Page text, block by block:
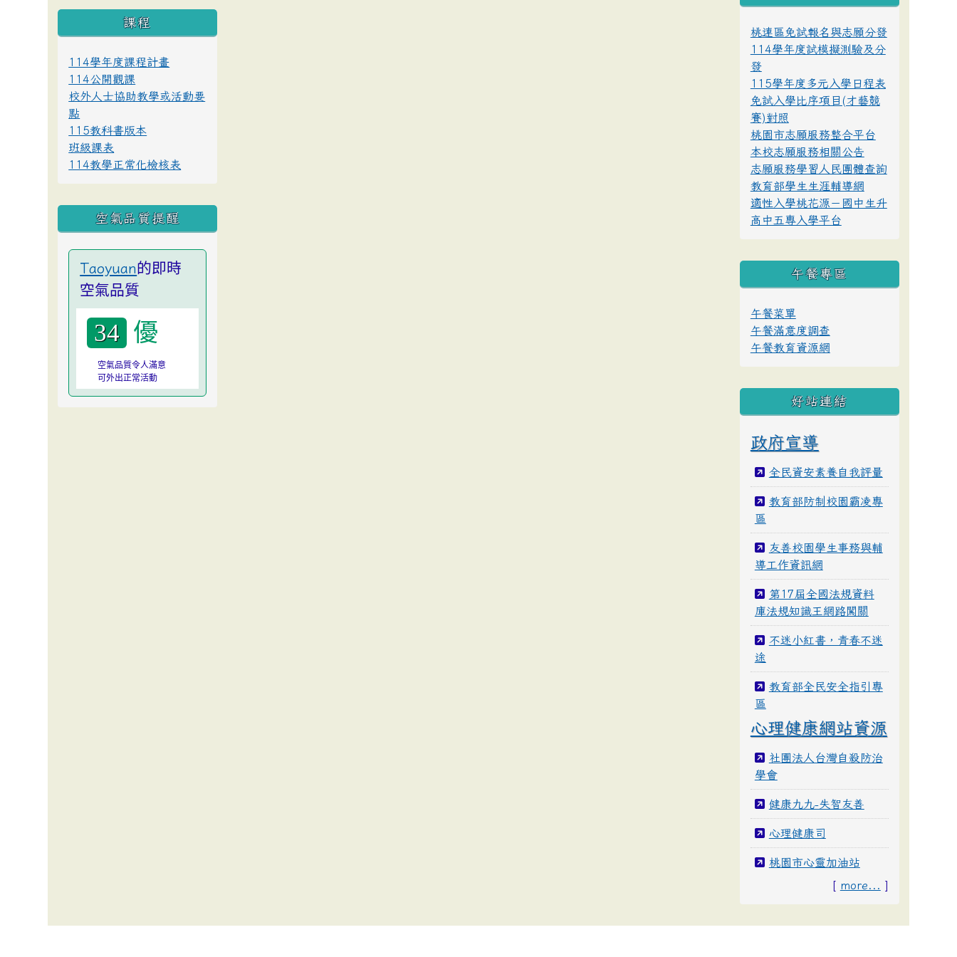
課程
114學年度課程計畫
114公開觀課
校外人士協助教學或活動要
點
115教科書版本
班級課表
114教學正常化檢核表
空氣品質提醒
Taoyuan的即時
空氣品質
34 優
空氣品質令人滿意
可外出正常活動
桃連區免試報名與志願分發
114學年度試模擬測驗及分
發
115學年度多元入學日程表
免試入學比序項目(才藝競
賽)對照
桃園市志願服務整合平台
本校志願服務相關公告
志願服務學習人民團體查詢
教育部學生生涯輔導網
適性入學桃花源－國中生升
高中五專入學平台
午餐專區
午餐菜單
午餐滿意度調查
午餐教育資源網
好站連結
政府宣導
全民資安素養自我評量
教育部防制校園霸凌專
區
友善校園學生事務與輔
導工作資訊網
第17屆全國法規資料
庫法規知識王網路闖關
不迷小紅書，青春不迷
途
教育部全民安全指引專
區
心理健康網站資源
社團法人台灣自殺防治
學會
健康九九-失智友善
心理健康司
桃園市心靈加油站
[ more... ]